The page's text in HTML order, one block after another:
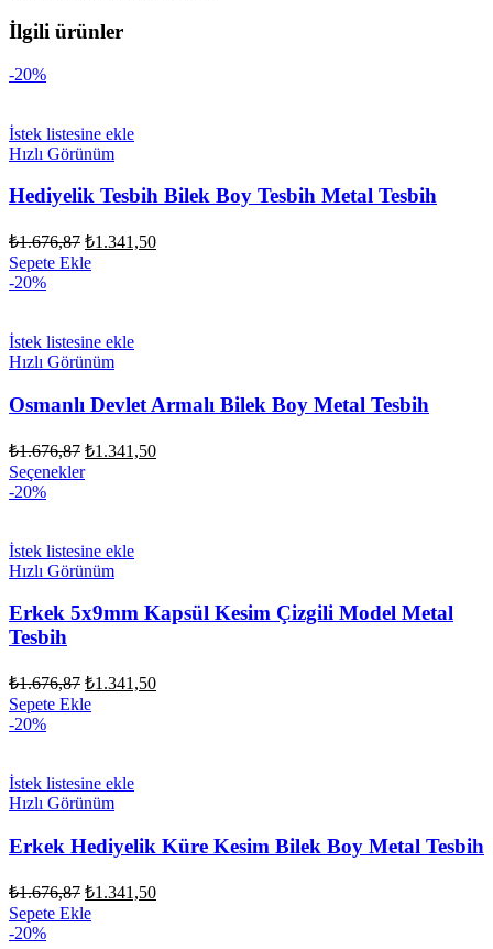
İlgili ürünler
-20%
İstek listesine ekle
Hızlı Görünüm
Hediyelik Tesbih Bilek Boy Tesbih Metal Tesbih
₺1.676,87 Orijinal
fiyat:
₺1.341,50Şu
Sepete Ekle
-20%
İstek listesine ekle
Hızlı Görünüm
Osmanlı Devlet Armalı Bilek Boy Metal Tesbih
₺1.676,87 Orijinal
fiyat:
₺1.341,50Şu
Seçenekler
-20%
İstek listesine ekle
Hızlı Görünüm
Erkek 5x9mm Kapsül Kesim Çizgili Model Metal
Tesbih
₺1.676,87 Orijinal
fiyat:
₺1.341,50Şu
Sepete Ekle
-20%
İstek listesine ekle
Hızlı Görünüm
Erkek Hediyelik Küre Kesim Bilek Boy Metal Tesbih
₺1.676,87 Orijinal
fiyat:
₺1.341,50Şu
Sepete Ekle
-20%